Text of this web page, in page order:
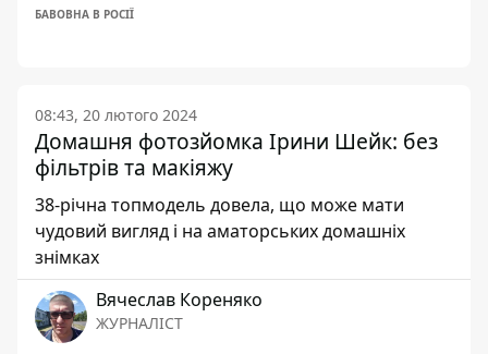
БАВОВНА В РОСІЇ
08:43, 20 лютого 2024
Домашня фотозйомка Ірини Шейк: без
фільтрів та макіяжу
38-річна топмодель довела, що може мати
чудовий вигляд і на аматорських домашніх
знімках
Вячеслав Кореняко
ЖУРНАЛІСТ